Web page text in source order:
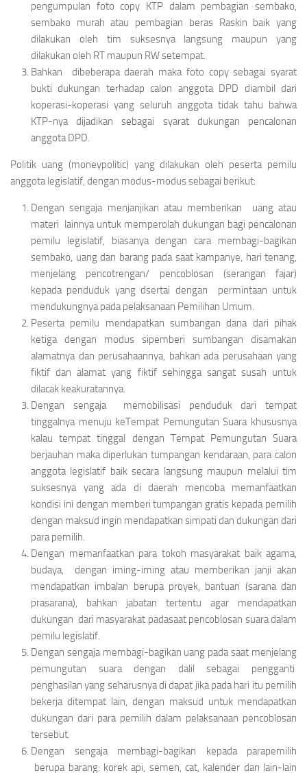
pengumpulan fotocopy KTP dalam pembagian sembako,
sembako murah atau pembagian beras Raskin baik yang
dilakukan oleh tim suksesnya langsung maupun yang
dilakukan oleh RT maupun RW setempat.
Bahkan dibeberapa daerah maka foto copysebagai syarat
bukti dukungan terhadap calon anggota DPD diambil dari
koperasi-koperasi yang seluruh anggota tidak tahu bahwa
KTP-nya dijadikan sebagai syarat dukungan pencalonan
anggota DPD.
Politik uang (moneypolitic) yang dilakukan oleh peserta pemilu
anggota legislatif, dengan modus-modus sebagai berikut:
Dengan sengaja menjanjikan atau memberikan uang atau
materi lainnya untuk memperolah dukungan bagi pencalonan
pemilu legislatif, biasanya dengan cara membagi-bagikan
sembako, uang dan barang pada saat kampanye, hari tenang,
menjelang pencotrengan/ pencoblosan (serangan fajar)
kepada penduduk yang dsertai dengan permintaan untuk
mendukungnya pada pelaksanaan Pemilihan Umum.
Peserta pemilu mendapatkan sumbangan dana dari pihak
ketiga dengan modus sipemberi sumbangan disamakan
alamatnya dan perusahaannya, bahkan ada perusahaan yang
fiktif dan alamat yang fiktif sehingga sangat susah untuk
dilacak keakuratannya.
Dengan sengaja memobilisasi penduduk dari tempat
tinggalnya menuju keTempat Pemungutan Suara khususnya
kalau tempat tinggal dengan Tempat Pemungutan Suara
berjauhan maka diperlukan tumpangan kendaraan, para calon
anggota legislatif baik secara langsung maupun melalui tim
suksesnya yang ada di daerah mencoba memanfaatkan
kondisi ini dengan memberi tumpangan gratis kepada pemilih
dengan maksud ingin mendapatkan simpati dan dukungan dari
para pemilih.
Dengan memanfaatkan para tokoh masyarakat baik agama,
budaya, dengan iming-iming atau memberikan janji akan
mendapatkan imbalan berupa proyek, bantuan (sarana dan
prasarana), bahkan jabatan tertentu agar mendapatkan
dukungan dari masyarakat padasaat pencoblosan suara dalam
pemilu legislatif.
Dengan sengaja membagi-bagikan uang pada saat menjelang
pemungutan suara dengan dalil sebagai pengganti
penghasilan yang seharusnya di dapat jika pada hari itu pemilih
bekerja ditempat lain, dengan maksud untuk mendapatkan
dukungan dari para pemilih dalam pelaksanaan pencoblosan
tersebut.
Dengan sengaja membagi-bagikan kepada parapemilih
berupa barang: korek api, semen, cat, kalender dan lain-lain